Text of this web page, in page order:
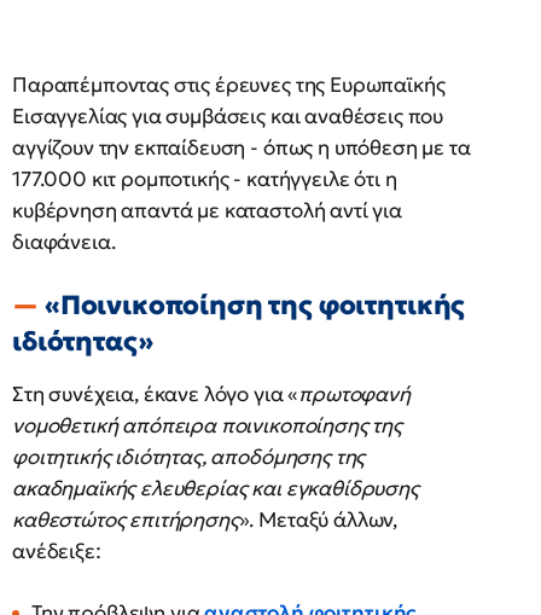
Παραπέμποντας στις έρευνες της Ευρωπαϊκής
Εισαγγελίας για συμβάσεις και αναθέσεις που
αγγίζουν την εκπαίδευση - όπως η υπόθεση με τα
177.000 κιτ ρομποτικής - κατήγγειλε ότι η
κυβέρνηση απαντά με καταστολή αντί για
διαφάνεια.
«Ποινικοποίηση της φοιτητικής
ιδιότητας»
Στη συνέχεια, έκανε λόγο για «πρωτοφανή
νομοθετική απόπειρα ποινικοποίησης της
φοιτητικής ιδιότητας, αποδόμησης της
ακαδημαϊκής ελευθερίας και εγκαθίδρυσης
καθεστώτος επιτήρησης». Μεταξύ άλλων,
ανέδειξε: